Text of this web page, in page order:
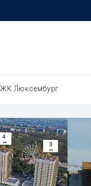
ЖК Люксембург